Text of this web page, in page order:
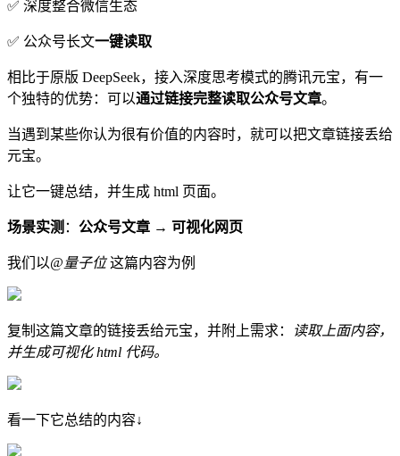
✅ 深度整合微信生态
✅ 公众号长文一键读取
相比于原版 DeepSeek，接入深度思考模式的腾讯元宝，有一
个独特的优势：可以通过链接完整读取公众号文章。
当遇到某些你认为很有价值的内容时，就可以把文章链接丢给
元宝。
让它一键总结，并生成 html 页面。
场景实测 ： 公众号文章 → 可视化网页
我们以@量子位这篇内容为例
复制这篇文章的链接丢给元宝，并附上需求：
读取上面内容，
并生成可视化 html 代码。
看一下它总结的内容↓